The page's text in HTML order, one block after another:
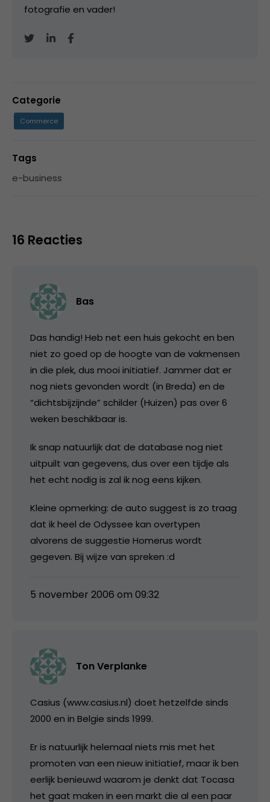
fotografie en vader!
Categorie
Commerce
Tags
e-business
16 Reacties
Bas
Das handig! Heb net een huis gekocht en ben
niet zo goed op de hoogte van de vakmensen
in die plek, dus mooi initiatief. Jammer dat er
nog niets gevonden wordt (in Breda) en de
“dichtsbijzijnde” schilder (Huizen) pas over 6
weken beschikbaar is.
Ik snap natuurlijk dat de database nog niet
uitpuilt van gegevens, dus over een tijdje als
het echt nodig is zal ik nog eens kijken.
Kleine opmerking: de auto suggest is zo traag
dat ik heel de Odyssee kan overtypen
alvorens de suggestie Homerus wordt
gegeven. Bij wijze van spreken :d
5 november 2006 om 09:32
Ton Verplanke
Casius (www.casius.nl) doet hetzelfde sinds
2000 en in Belgie sinds 1999.
Er is natuurlijk helemaal niets mis met het
promoten van een nieuw initiatief, maar ik ben
eerlijk benieuwd waarom je denkt dat Tocasa
het gaat maken in een markt die al een paar